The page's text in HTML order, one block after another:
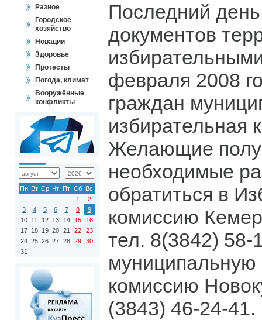
Разное
Городское
хозяйство
Новации
Здоровье
Протесты
Погода, климат
Вооружённые
конфликты
Пн Вт Ср Чт Пт Сб Вс
1
2
3
4 5 6 7 8
9
10 11 12 13 14 15
16
17 18 19 20 21 22
23
24 25 26 27 28 29
30
31
Последний
документов
февраля 2008
граждан
избирательная
Желающие
необходимые
обратиться в
комиссию
тел. 8(3842) 58-
муниципальную
комиссию
(3843) 46-24-41.